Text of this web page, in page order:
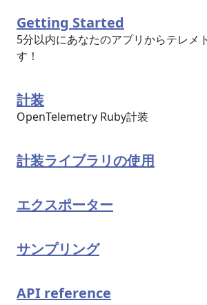
Getting Started
5分以内にあなたのアプリからテレメ
す！
計装
OpenTelemetry Ruby計装
計装ライブラリの使用
エクスポーター
サンプリング
API reference